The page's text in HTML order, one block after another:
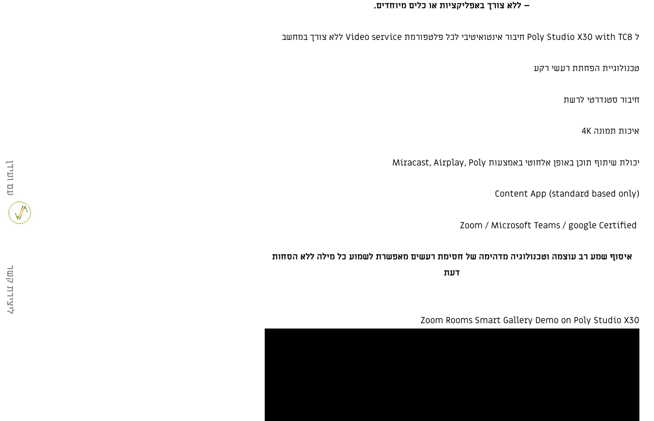
עם ועידן
ליצירת קשר
– ללא צורך באפליקציות או כלים מיוחדים.
ל Poly Studio X30 with TC8 חיבור אינטואיטיבי לכל פלטפורמת Video service ללא צורך במחשב
טכנולוגיית הפחתת רעשי רקע
חיבור סטנדרטי לרשת
איכות תמונה 4K
יכולת שיתוף תוכן באופן אלחוטי באמצעות Miracast, Airplay, Poly
Content App (standard based only)
Zoom / Microsoft Teams / google Certified
איסוף שמע רב עוצמה וטכנולוגיה מדהימה של חסימת רעשים מאפשרת לשמוע כל מילה ללא הסחות
דעת
Zoom Rooms Smart Gallery Demo on Poly Studio X30